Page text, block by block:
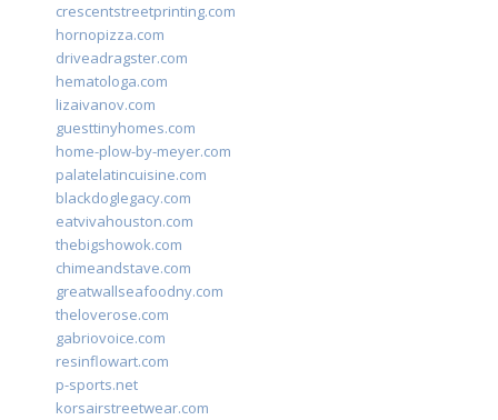
crescentstreetprinting.com
hornopizza.com
driveadragster.com
hematologa.com
lizaivanov.com
guesttinyhomes.com
home-plow-by-meyer.com
palatelatincuisine.com
blackdoglegacy.com
eatvivahouston.com
thebigshowok.com
chimeandstave.com
greatwallseafoodny.com
theloverose.com
gabriovoice.com
resinflowart.com
p-sports.net
korsairstreetwear.com